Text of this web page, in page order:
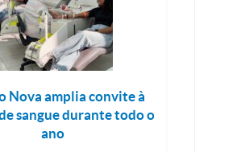
Nova amplia convite à
sangue durante todo o
ano